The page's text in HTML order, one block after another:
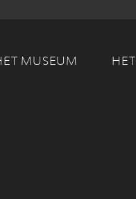
MUSEUM